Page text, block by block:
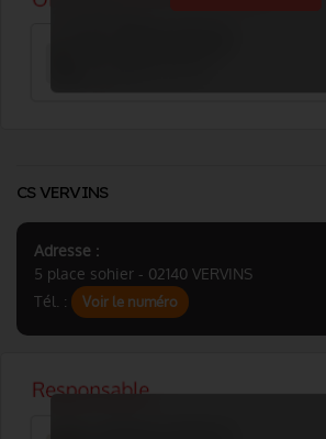
CS VERVINS
Adresse :
5 place sohier - 02140 VERVINS
Tél. :
Voir le numéro